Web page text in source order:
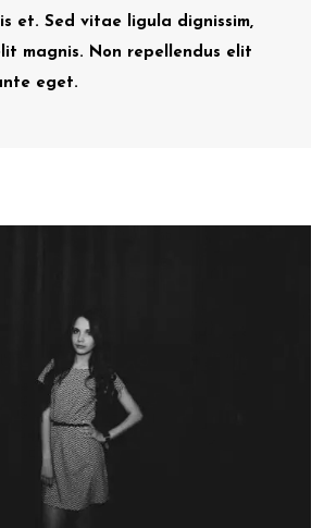
et. Sed vitae ligula dignissim,
magnis. Non repellendus elit
eget.